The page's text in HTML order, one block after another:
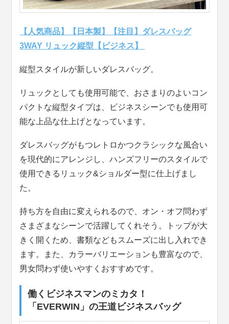
【人気商品】【日本製】【注目】ダレスバッグ
3WAY リュック縦型【ビジネス】
縦型スタイルが新しいダレスバッグ。
リュックとしても使用可能で、おさまりのよいコン
パクトな縦型タイプは、ビジネスシーンでも使用可
能な上品な仕上げとなっています。
ダレスバッグがもつレトロかつクラシックな風合い
を現代的にアレンジし、ハンズフリーのスタイルで
使用できるリュック&ショルダー型に仕上げまし
た。
持ち方を自由に変えられるので、オン・オフ問わず
さまざまなシーンで活躍してくれそう。トップが大
きく開くため、書類などもスムーズに出し入れでき
ます。また、カラーバリエーションも豊富なので、
男女問わず使いやすくおすすめです。
働くビジネスマンのミカタ！
「EVERWIN」の王道ビジネスバッグ